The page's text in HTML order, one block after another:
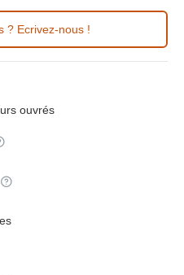
? Ecrivez-nous !
ouvrés